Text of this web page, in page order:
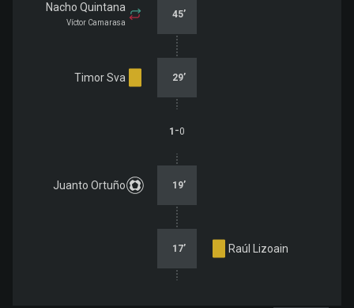
Nacho Quintana
Víctor Camarasa
45’
Timor Sva 29’
1 -0
Juanto Ortuño 19’
Raúl Lizoain
17’